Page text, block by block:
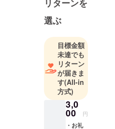
リターンを
選ぶ
目標金額
未達でも
リターン
が届きま
す(All-in
方式)
3,0
00 円
・お礼